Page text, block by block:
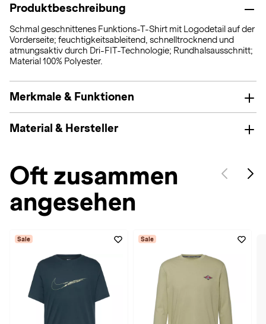
Produktbeschreibung
Schmal geschnittenes Funktions-T-Shirt mit Logodetail auf der
Vorderseite; feuchtigkeitsableitend, schnelltrocknend und
atmungsaktiv durch Dri-FIT-Technologie; Rundhalsausschnitt;
Material 100% Polyester.
Merkmale & Funktionen
Material & Hersteller
Oft zusammen
angesehen
Sale Sale